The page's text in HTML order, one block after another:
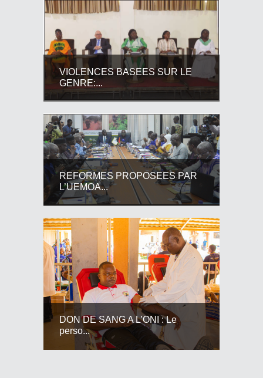
VIOLENCES BASEES SUR LE
GENRE:...
REFORMES PROPOSEES PAR
L’UEMOA...
DON DE SANG A L’ONI : Le
perso...